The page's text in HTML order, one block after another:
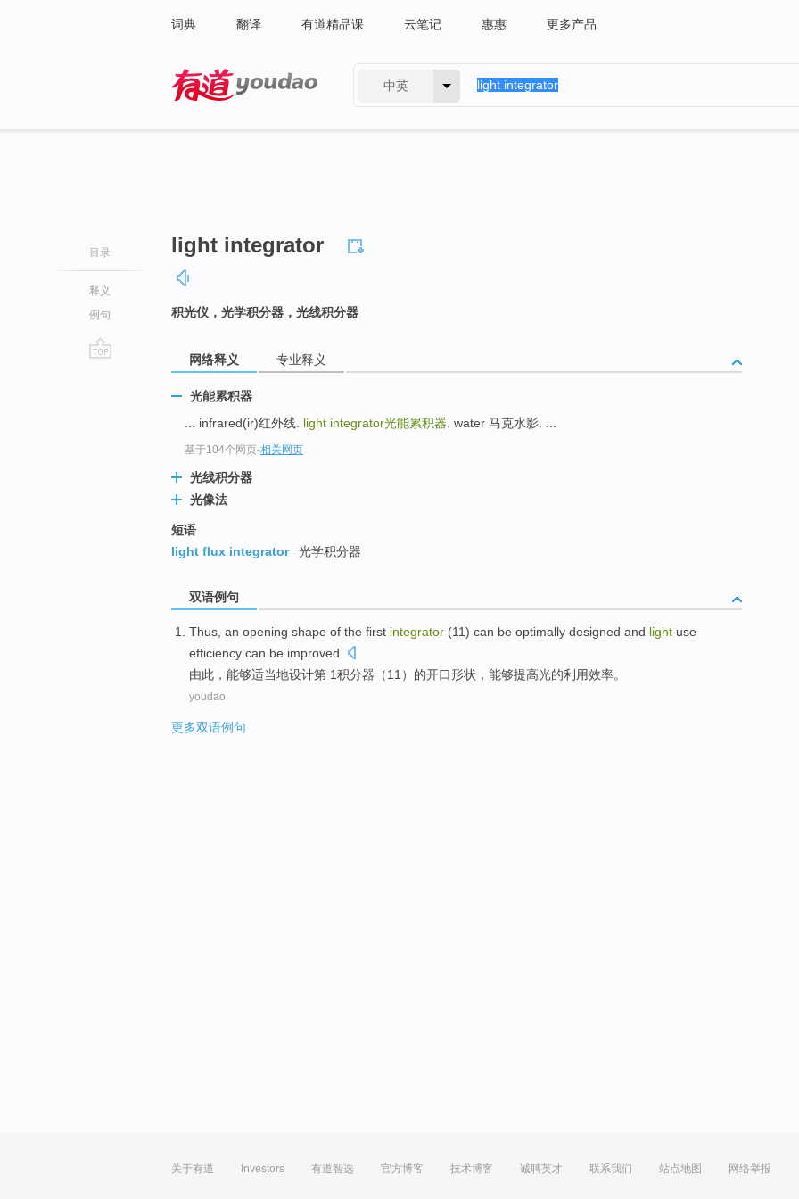
词典 翻译 有道精品课 云笔记 惠惠 更多产品
中英
目录
释义
例句
light integrator
积光仪，光学积分器，光线积分器
网络释义 专业释义
光能累积器
... infrared(ir)红外线. light integrator光能累积器 . water 马克水影. ...
基于104个网页-相关网页
光线积分器
光像法
短语
light flux integrator
光学积分器
双语例句
Thus, an opening shape of the first integrator (11) can be optimally designed and light use
efficiency can be improved.
由此 ， 能够适当地设计第 1积分器 （11） 的开口形状 ，能够提高光的利用效率。
youdao
更多双语例句
关于有道 Investors 有道智选 官方博客 技术博客 诚聘英才 联系我们 站点地图 网络举报